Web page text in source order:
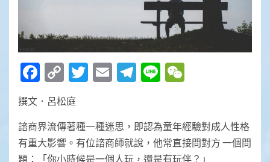
Facebook
Copy
Link
Twitter
EmailTelegram
Line
撰文．呂松庭
諮商界流傳著種一種迷思，即認為童年經驗對成人性格
有重大影響。有位諮商師就說，他常直接問對方 一個問
題：「你小時候是一個人玩，還是有玩伴？」